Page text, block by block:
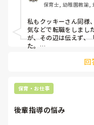
保育士, 幼稚園教諭,
私もクッキーさん同様
気などで転職をしました
が、その辺は伝えず、
た。
回
保育・お仕事
後輩指導の悩み